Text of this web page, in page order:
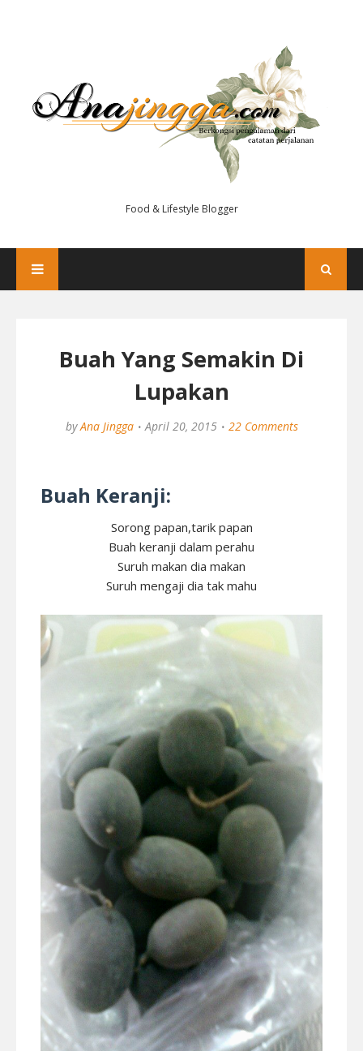
Food & Lifestyle Blogger
Buah Yang Semakin Di
Lupakan
by Ana Jingga April 20, 2015 22 Comments
Buah Keranji:
Sorong papan,tarik papan
Buah keranji dalam perahu
Suruh makan dia makan
Suruh mengaji dia tak mahu